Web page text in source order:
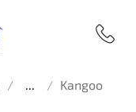
... Kangoo